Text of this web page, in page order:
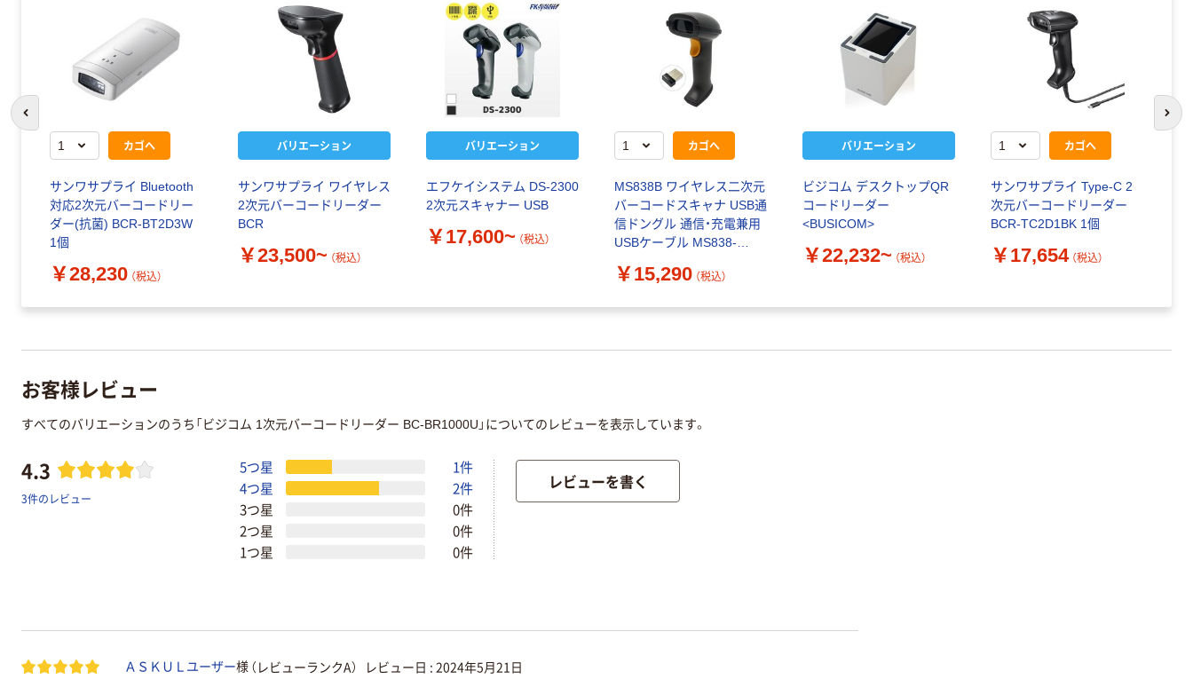
カゴへ
サンワサプライ Bluetooth
対応2次元バーコードリー
ダー(抗菌) BCR-BT2D3W
1個
￥28,230 （税込）
バリエーション
サンワサプライ ワイヤレス
2次元バーコードリーダー
BCR
￥23,500~ （税込）
バリエーション
エフケイシステム DS-2300
2次元スキャナー USB
￥17,600~ （税込）
カゴへ
MS838B ワイヤレス二次元
バーコードスキャナ USB通
信ドングル 通信・充電兼用
USBケーブル MS838-
￥15,290 （税込）
バリエーション
ビジコム デスクトップQR
コードリーダー
<BUSICOM>
￥22,232~ （税込）
カゴへ
サンワサプライ Type-C 2
次元バーコードリーダー
BCR-TC2D1BK 1個
￥17,654 （税込）
次
お客様レビュー
すべてのバリエーションのうち「ビジコム 1次元バーコードリーダー BC-BR1000U」についてのレビューを表示しています。
4.3
3件のレビュー
5つ星
1件
4つ星
2件
3つ星
0件
2つ星
0件
1つ星
0件
レビューを書く
ＡＳＫＵＬユーザー様 （レビューランクA） レビュー日 : 2024年5月21日